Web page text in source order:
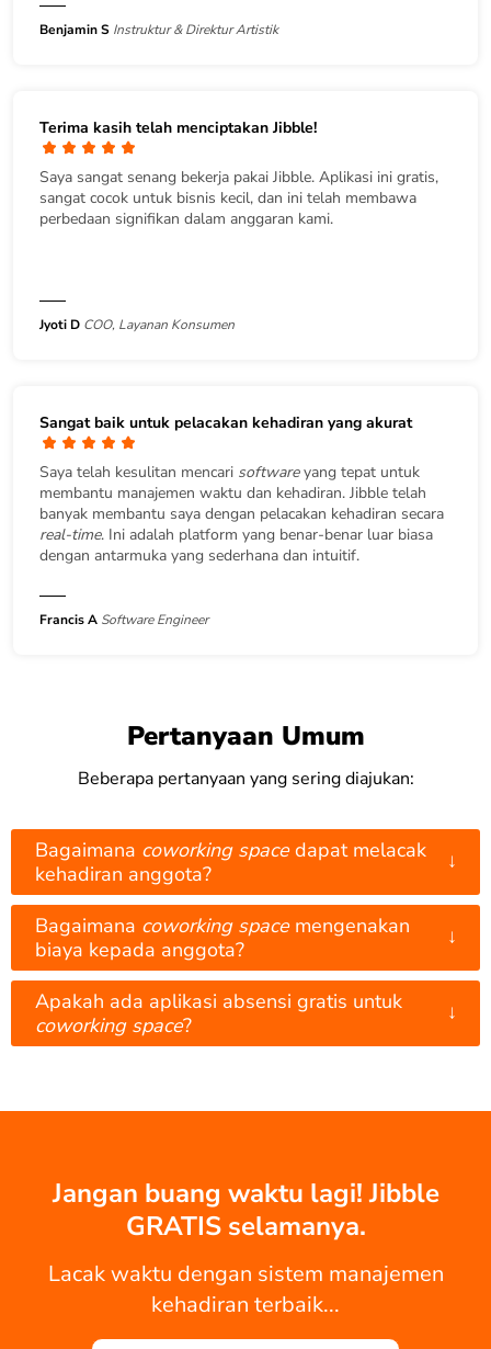
Benjamin S Instruktur & Direktur Artistik
Terima kasih telah menciptakan Jibble!
Saya sangat senang bekerja pakai Jibble. Aplikasi ini gratis,
sangat cocok untuk bisnis kecil, dan ini telah membawa
perbedaan signifikan dalam anggaran kami.
Jyoti D COO, Layanan Konsumen
Sangat baik untuk pelacakan kehadiran yang akurat
Saya telah kesulitan mencari softwareyang tepat untuk
membantu manajemen waktu dan kehadiran. Jibble telah
banyak membantu saya dengan pelacakan kehadiran secara
real-time. Ini adalah platform yang benar-benar luar biasa
dengan antarmuka yang sederhana dan intuitif.
Francis A Software Engineer
Pertanyaan Umum
Beberapa pertanyaan yang sering diajukan:
Bagaimana coworking spacedapat melacak
kehadiran anggota?
↓
Bagaimana coworking spacemengenakan
biaya kepada anggota?
↓
Apakah ada aplikasi absensi gratis untuk
coworking space?
↓
Jangan buang waktu lagi! Jibble
GRATIS selamanya.
Lacak waktu dengan sistem manajemen
kehadiran terbaik...